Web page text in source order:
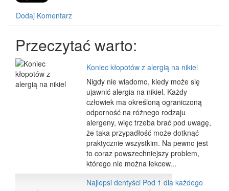
Dodaj Komentarz
Przeczytać warto:
Koniec kłopotów z alergią na nikiel
Nigdy nie wiadomo, kiedy może się
ujawnić alergia na nikiel. Każdy
człowiek ma określoną ograniczoną
odporność na różnego rodzaju
alergeny, więc trzeba brać pod uwagę,
że taka przypadłość może dotknąć
praktycznie wszystkim. Na pewno jest
to coraz powszechniejszy problem,
którego nie można lekcew...
Najlepsi dentyści Pod 1 dla każdego